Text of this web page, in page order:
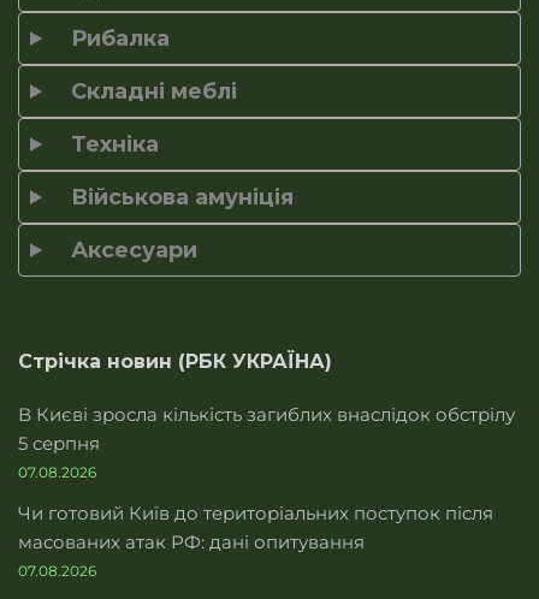
Рибалка
Складні меблі
Техніка
Військова амуніція
Аксесуари
Стрічка новин (РБК УКРАЇНА)
В Києві зросла кількість загиблих внаслідок обстрілу
5 серпня
07.08.2026
Чи готовий Київ до територіальних поступок після
масованих атак РФ: дані опитування
07.08.2026